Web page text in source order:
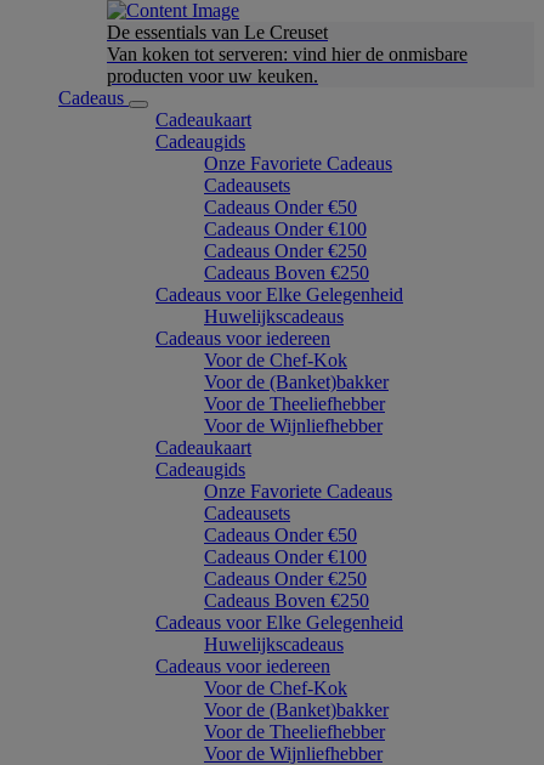
De essentials van Le Creuset
Van koken tot serveren: vind hier de onmisbare
producten voor uw keuken.
Cadeaus
Cadeaukaart
Cadeaugids
Onze Favoriete Cadeaus
Cadeausets
Cadeaus Onder €50
Cadeaus Onder €100
Cadeaus Onder €250
Cadeaus Boven €250
Cadeaus voor Elke Gelegenheid
Huwelijkscadeaus
Cadeaus voor iedereen
Voor de Chef-Kok
Voor de (Banket)bakker
Voor de Theeliefhebber
Voor de Wijnliefhebber
Cadeaukaart
Cadeaugids
Onze Favoriete Cadeaus
Cadeausets
Cadeaus Onder €50
Cadeaus Onder €100
Cadeaus Onder €250
Cadeaus Boven €250
Cadeaus voor Elke Gelegenheid
Huwelijkscadeaus
Cadeaus voor iedereen
Voor de Chef-Kok
Voor de (Banket)bakker
Voor de Theeliefhebber
Voor de Wijnliefhebber